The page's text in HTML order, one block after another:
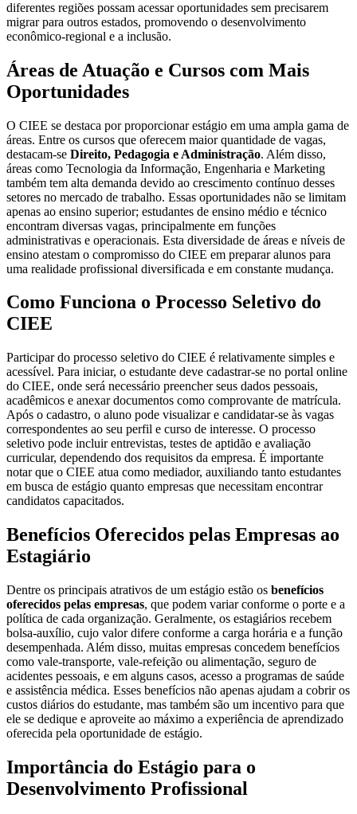
diferentes regiões possam acessar oportunidades sem precisarem
migrar para outros estados, promovendo o desenvolvimento
econômico-regional e a inclusão.
Áreas de Atuação e Cursos com Mais
Oportunidades
O CIEE se destaca por proporcionar estágio em uma ampla gama de
áreas. Entre os cursos que oferecem maior quantidade de vagas,
destacam-se Direito, Pedagogia e Administração. Além disso,
áreas como Tecnologia da Informação, Engenharia e Marketing
também tem alta demanda devido ao crescimento contínuo desses
setores no mercado de trabalho. Essas oportunidades não se limitam
apenas ao ensino superior; estudantes de ensino médio e técnico
encontram diversas vagas, principalmente em funções
administrativas e operacionais. Esta diversidade de áreas e níveis de
ensino atestam o compromisso do CIEE em preparar alunos para
uma realidade profissional diversificada e em constante mudança.
Como Funciona o Processo Seletivo do
CIEE
Participar do processo seletivo do CIEE é relativamente simples e
acessível. Para iniciar, o estudante deve cadastrar-se no portal online
do CIEE, onde será necessário preencher seus dados pessoais,
acadêmicos e anexar documentos como comprovante de matrícula.
Após o cadastro, o aluno pode visualizar e candidatar-se às vagas
correspondentes ao seu perfil e curso de interesse. O processo
seletivo pode incluir entrevistas, testes de aptidão e avaliação
curricular, dependendo dos requisitos da empresa. É importante
notar que o CIEE atua como mediador, auxiliando tanto estudantes
em busca de estágio quanto empresas que necessitam encontrar
candidatos capacitados.
Benefícios Oferecidos pelas Empresas ao
Estagiário
Dentre os principais atrativos de um estágio estão os benefícios
oferecidos pelas empresas, que podem variar conforme o porte e a
política de cada organização. Geralmente, os estagiários recebem
bolsa-auxílio, cujo valor difere conforme a carga horária e a função
desempenhada. Além disso, muitas empresas concedem benefícios
como vale-transporte, vale-refeição ou alimentação, seguro de
acidentes pessoais, e em alguns casos, acesso a programas de saúde
e assistência médica. Esses benefícios não apenas ajudam a cobrir os
custos diários do estudante, mas também são um incentivo para que
ele se dedique e aproveite ao máximo a experiência de aprendizado
oferecida pela oportunidade de estágio.
Importância do Estágio para o
Desenvolvimento Profissional